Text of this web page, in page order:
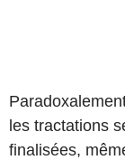
les tractations
finalisées,